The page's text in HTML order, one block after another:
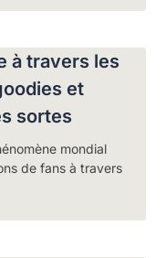
à travers les
et
sortes
mondial
de fans à travers